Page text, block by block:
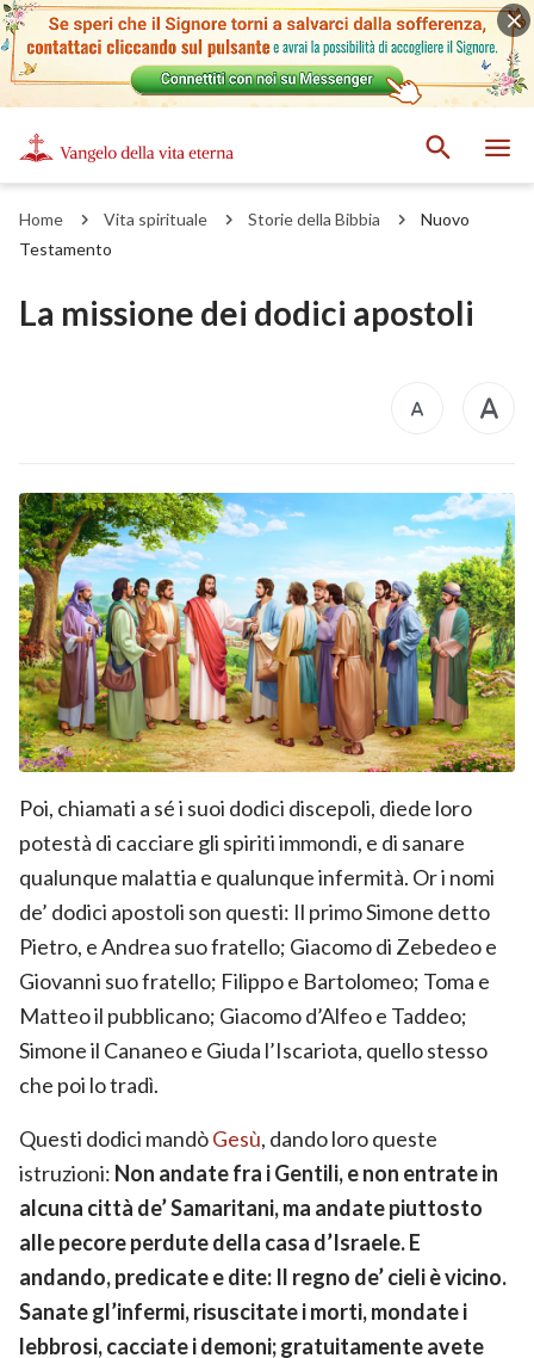
Home Vita spirituale Storie della Bibbia
Nuovo
Testamento
La missione dei dodici apostoli
Poi, chiamati a sé i suoi dodici discepoli, diede loro
potestà di cacciare gli spiriti immondi, e di sanare
qualunque malattia e qualunque infermità. Or i nomi
de’ dodici apostoli son questi: Il primo Simone detto
Pietro, e Andrea suo fratello; Giacomo di Zebedeo e
Giovanni suo fratello; Filippo e Bartolomeo; Toma e
Matteo il pubblicano; Giacomo d’Alfeo e Taddeo;
Simone il Cananeo e Giuda l’Iscariota, quello stesso
che poi lo tradì.
Questi dodici mandòGesù, dando loro queste
istruzioni: Non andate fra i Gentili, e non entrate in
alcuna città de’ Samaritani, ma andate piuttosto
alle pecore perdute della casa d’Israele. E
andando, predicate e dite: Il regno de’ cieli è vicino.
Sanate gl’infermi, risuscitate i morti, mondate i
lebbrosi, cacciate i demoni; gratuitamente avete